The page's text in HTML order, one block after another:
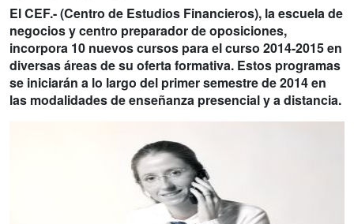
El CEF.- (Centro de Estudios Financieros), la escuela de
negocios y centro preparador de oposiciones,
incorpora 10 nuevos cursos para el curso 2014-2015 en
diversas áreas de su oferta formativa. Estos programas
se iniciarán a lo largo del primer semestre de 2014 en
las modalidades de enseñanza presencial y a distancia.